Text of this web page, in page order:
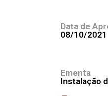
Data de
08/10/2021
Ementa
Instalação